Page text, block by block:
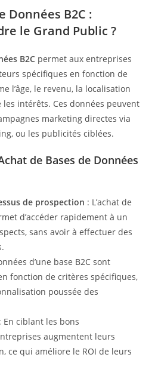
Données B2C :
le Grand Public ?
B2C permet aux entreprises
spécifiques en fonction de
l’âge, le revenu, la localisation
intérêts. Ces données peuvent
marketing directes via
ou les publicités ciblées.
de Bases de Données
de prospection : L’achat de
d’accéder rapidement à un
sans avoir à effectuer des
d’une base B2C sont
fonction de critères spécifiques,
poussée des
: En ciblant les bons
augmentent leurs
ce qui améliore le ROI de leurs